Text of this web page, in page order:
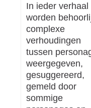
In ieder verhaal
worden
complexe
verhoudingen
tussen
weergegeven,
gesuggereerd,
gemeld door
sommige